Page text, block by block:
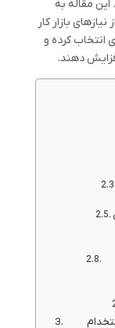
مقاله به
بازار کار
انتخاب کرده و
دهند.